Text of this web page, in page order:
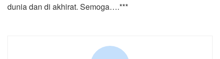
dunia dan di akhirat. Semoga….***